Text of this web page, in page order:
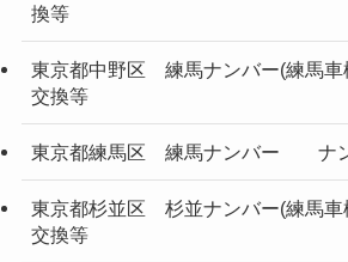
換等
東京都中野区 練馬ナンバー(練馬
交換等
東京都練馬区 練馬ナンバー ナ
東京都杉並区 杉並ナンバー(練馬
交換等